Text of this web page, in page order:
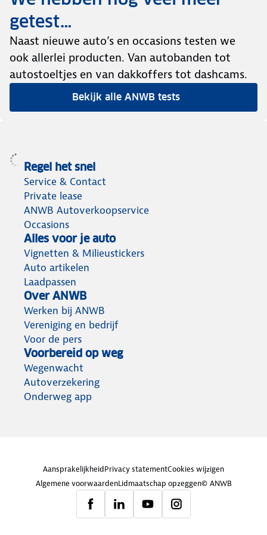
getest…
Naast nieuwe auto’s en occasions testen we
ook allerlei producten. Van autobanden tot
autostoeltjes en van dakkoffers tot dashcams.
Bekijk alle ANWB tests
Regel het snel
Service & Contact
Private lease
ANWB Autoverkoopservice
Occasions
Alles voor je auto
Vignetten & Milieustickers
Auto artikelen
Laadpassen
Over ANWB
Werken bij ANWB
Vereniging en bedrijf
Voor de pers
Voorbereid op weg
Wegenwacht
Autoverzekering
Onderweg app
AansprakelijkheidPrivacy statementCookies wijzigen
Algemene voorwaardenLidmaatschap opzeggen© ANWB